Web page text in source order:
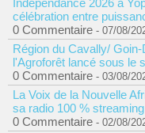
Indépendance 2026 à
célébration entre
0 Commentaire - 07/08/
Région du Cavally/
l'Agroforêt lancé sous le
0 Commentaire - 03/08/
La Voix de la Nouvelle
sa radio 100 % streaming
0 Commentaire - 02/08/